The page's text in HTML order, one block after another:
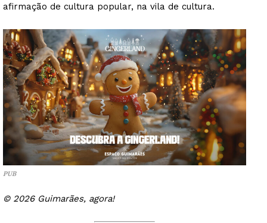
afirmação de cultura popular, na vila de cultura.
PUB
© 2026 Guimarães, agora!